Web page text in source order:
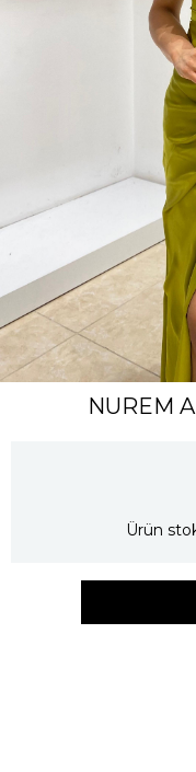
NUREM
Ürün